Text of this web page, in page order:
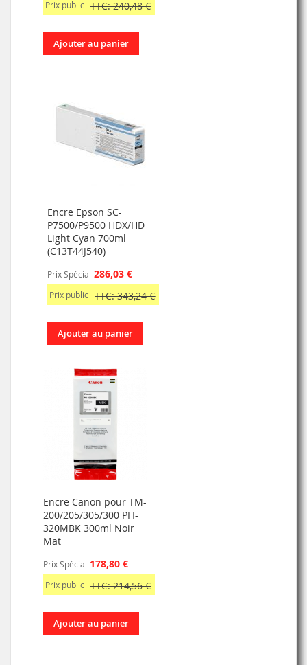
Prix public TTC: 240,48 €
Ajouter au panier
Encre Epson SC-
P7500/P9500 HDX/HD
Light Cyan 700ml
(C13T44J540)
Prix Spécial 286,03 €
Prix public TTC: 343,24 €
Ajouter au panier
Encre Canon pour TM-
200/205/305/300 PFI-
320MBK 300ml Noir
Mat
Prix Spécial 178,80 €
Prix public TTC: 214,56 €
Ajouter au panier